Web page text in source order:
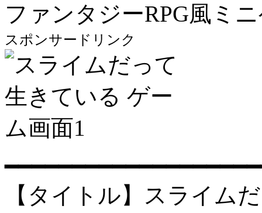
ファンタジーRPG風ミ
スポンサードリンク
【タイトル】スライム